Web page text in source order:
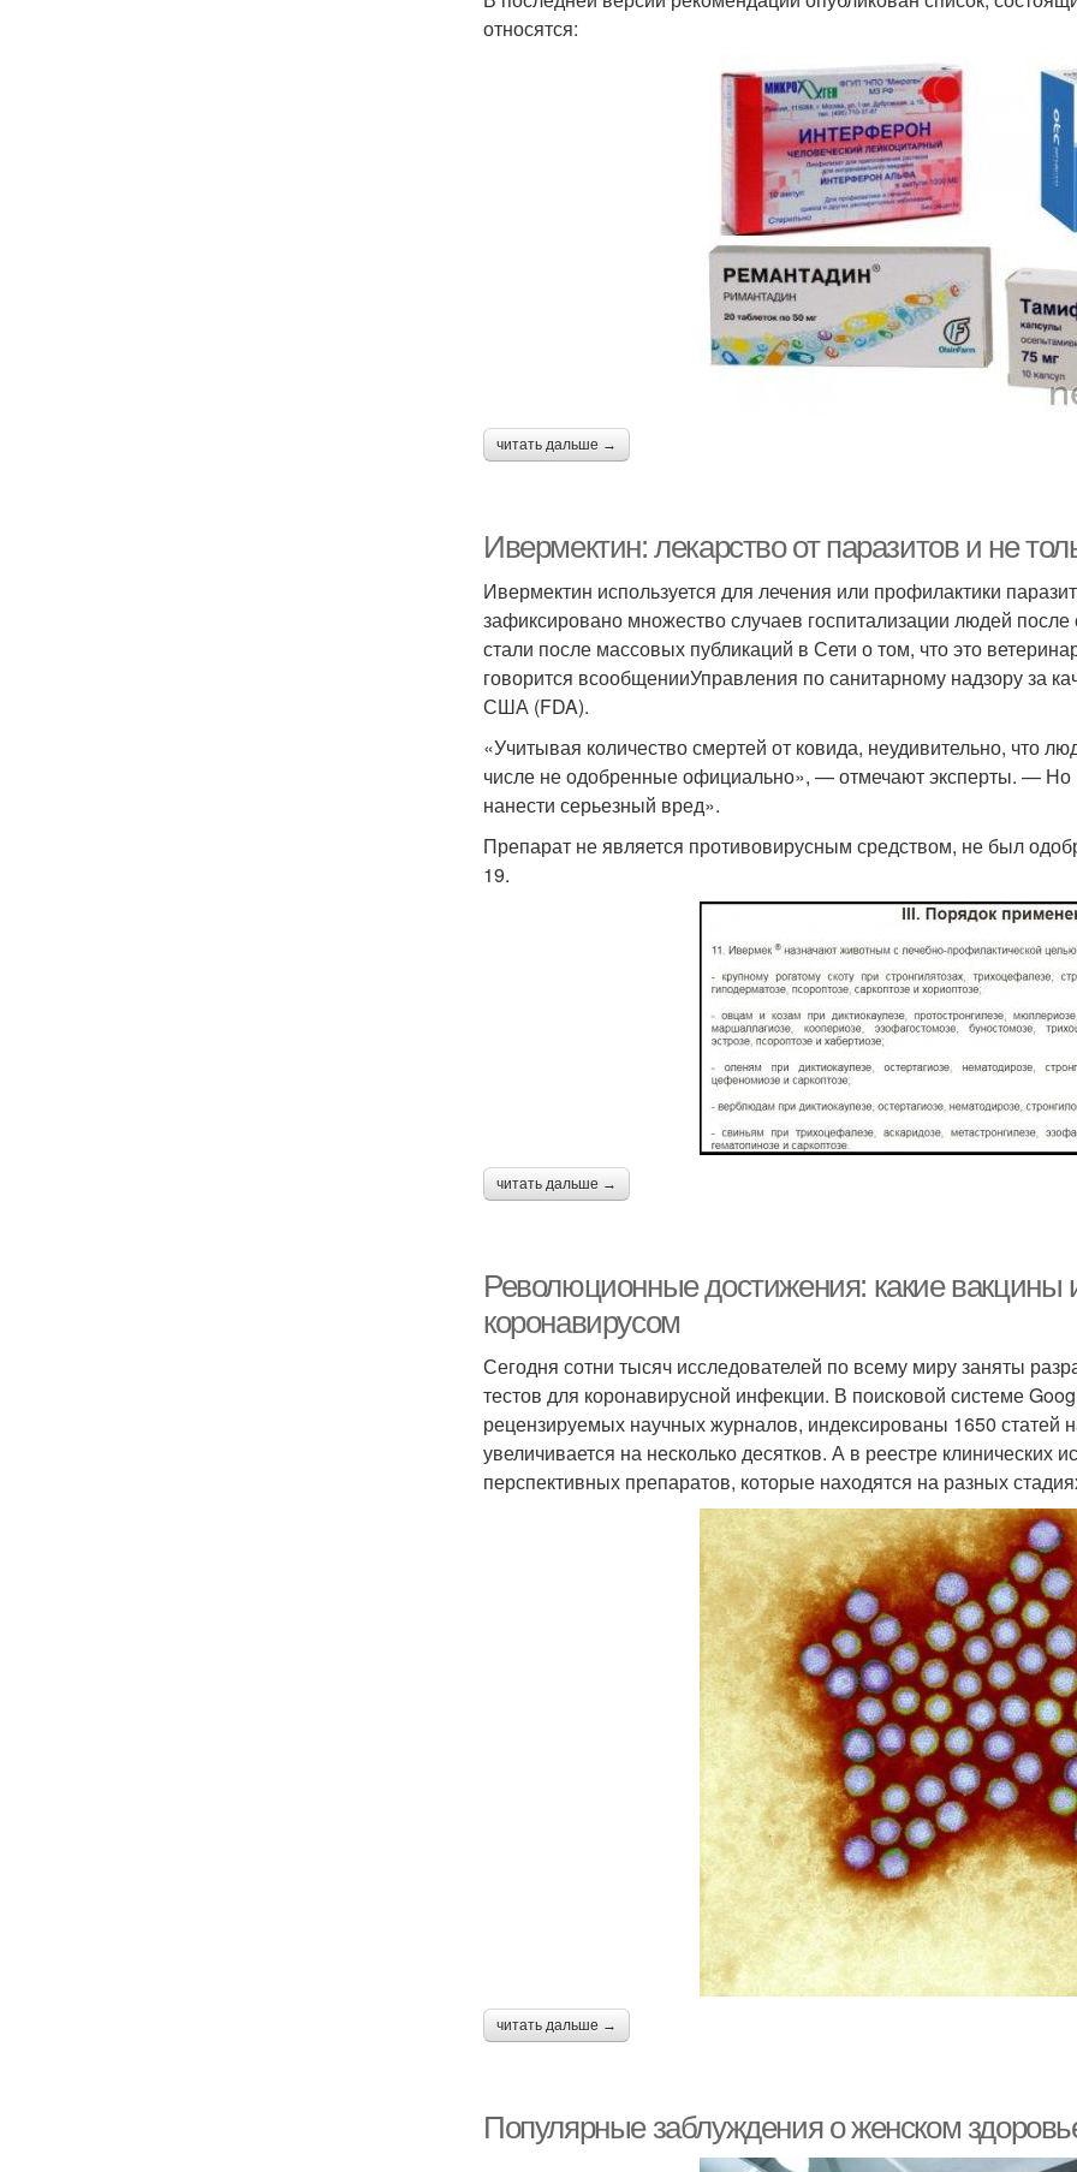
относятся:
читать дальше →
Ивермектин: лекарство от паразитов и не
Ивермектин используется для лечения или профилактики
зафиксировано множество случаев госпитализации людей
стали после массовых публикаций в Сети о том, что это
говорится всообщенииУправления по санитарному надзору за
США (FDA).
«Учитывая количество смертей от ковида, неудивительно, что
числе не одобренные официально», — отмечают эксперты. — Но
нанести серьезный вред».
Препарат не является противовирусным средством, не был
19.
читать дальше →
Революционные достижения: какие вакцины
коронавирусом
Сегодня сотни тысяч исследователей по всему миру заняты
тестов для коронавирусной инфекции. В поисковой системе
рецензируемых научных журналов, индексированы 1650 статей
увеличивается на несколько десятков. А в реестре
перспективных препаратов, которые находятся на разных
читать дальше →
Популярные заблуждения о женском